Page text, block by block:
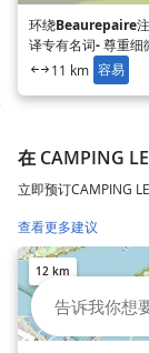
环绕Beaurepaire
译专有名词- 尊重细
11 km 容易
在 CAMPING
立即预订CAMPING
查看更多建议
12 km
告诉我你想